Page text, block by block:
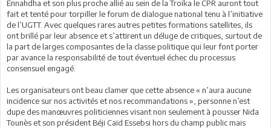
Ennahdha et son plus proche allié au sein de la Troïka le CPR auront tout
fait et tenté pour torpiller le forum de dialogue national tenu à l’initiative
de l’UGTT. Avec quelques rares autres petites formations satellites, ils
ont brillé par leur absence et s’attirent un déluge de critiques, surtout de
la part de larges composantes de la classe politique qui leur font porter
par avance la responsabilité de tout éventuel échec du processus
consensuel engagé.
Les organisateurs ont beau clamer que cette absence « n’aura aucune
incidence sur nos activités et nos recommandations », personne n’est
dupe des manœuvres politiciennes visant non seulement à pousser Nida
Tounès et son président Béji Caïd Essebsi hors du champ public mais